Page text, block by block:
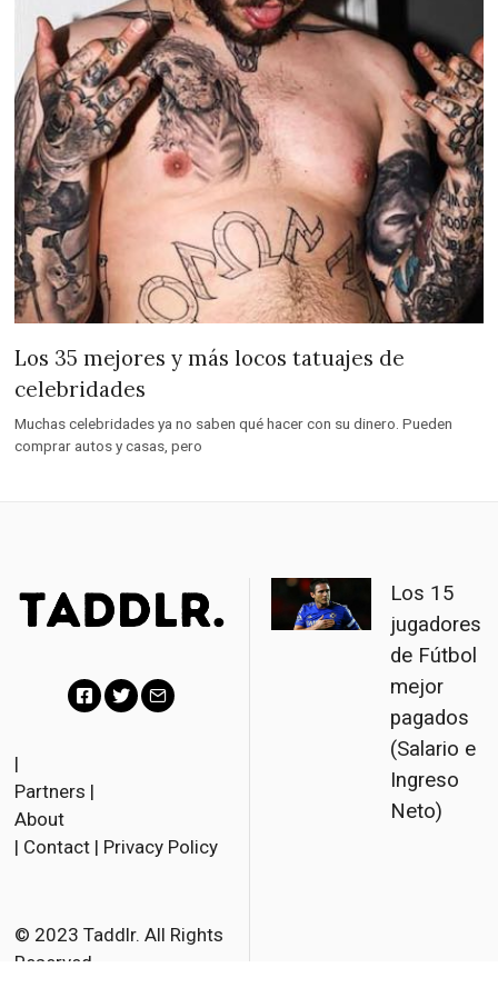
Los 35 mejores y más locos tatuajes de
celebridades
Muchas celebridades ya no saben qué hacer con su dinero. Pueden
comprar autos y casas, pero
c
o
k
r
l
|
Partners |
About
| Contact | Privacy Policy
© 2023 Taddlr. All Rights
Reserved.
Los 15
jugadores
de Fútbol
mejor
pagados
(Salario e
Ingreso
Neto)